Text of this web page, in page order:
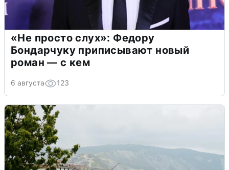
«Не просто слух»: Федору
Бондарчуку приписывают новый
роман — с кем
6 августа 123